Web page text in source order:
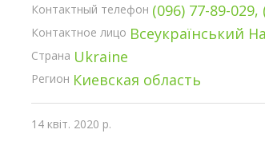
Контактный телефон (096) 77-89-029,
Контактное лицо Всеукраїнський
Страна Ukraine
Регион Киевская область
14 квіт. 2020 р.